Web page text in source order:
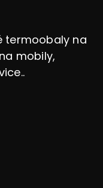
termoobaly na
mobily,